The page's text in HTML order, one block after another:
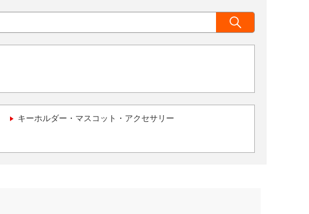
キーホルダー・マスコット・アクセサリー